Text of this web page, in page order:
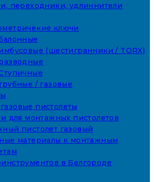
переходники, удлиннители
ключи
(шестигранники / TORX)
/ газовые
пистолеты
для монтажных пистолетов
пистолет газовый
материалы к монтажным
в Белгороде